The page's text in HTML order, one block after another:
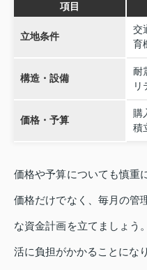
項目
立地条件
交
育
構造・設備
耐
リ
価格・予算
購
積
価格や予算についても慎重
価格だけでなく、毎月の管
な資金計画を立てましょう
活に負担がかかることにな